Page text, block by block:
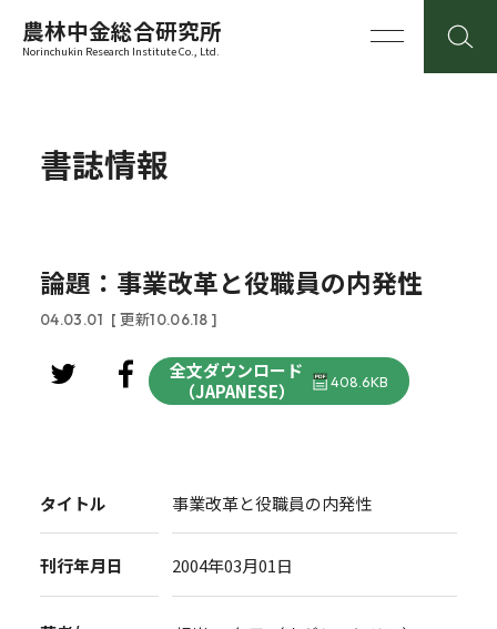
農林中金総合研究所
Norinchukin Research Institute Co., Ltd.
書誌情報
論題：事業改革と役職員の内発性
04.03.01 [ 更新10.06.18 ]
全文ダウンロード
（JAPANESE）
408.6KB
タイトル 事業改革と役職員の内発性
刊行年月日 2004年03月01日